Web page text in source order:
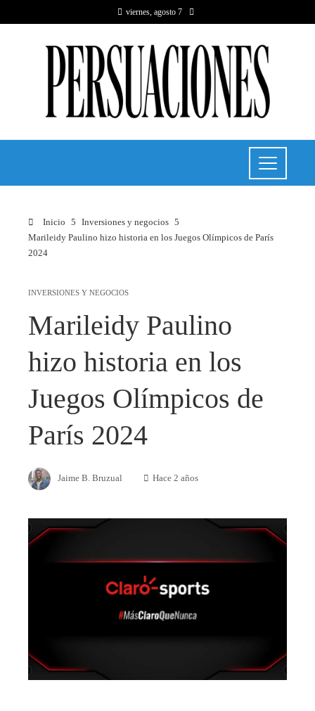
viernes, agosto 7
Inicio
Inversiones y negocios
Marileidy Paulino hizo historia en los Juegos Olímpicos de París
2024
INVERSIONES Y NEGOCIOS
Marileidy Paulino
hizo historia en los
Juegos Olímpicos de
París 2024
Jaime B. Bruzual Hace 2 años